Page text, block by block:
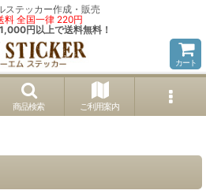
ステッカー作成・販売
料 全国一律 220円
円以上で送料無料！
カート
商品検索 ご利用案内